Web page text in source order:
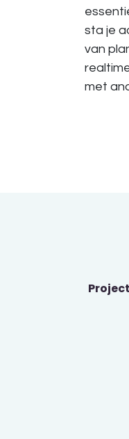
sta je
van
met